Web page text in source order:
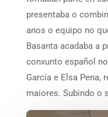
presentaba o
anos o equipo no
Basanta acadaba a
conxunto español
García e Elsa Pena,
maiores. Subindo o